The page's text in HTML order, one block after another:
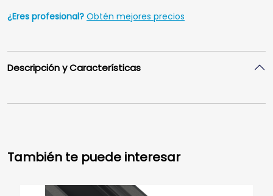
¿Eres profesional? Obtén mejores precios
Descripción y Características
También te puede interesar